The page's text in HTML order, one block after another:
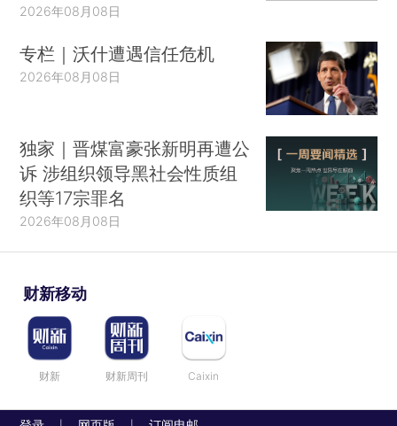
2026年08月08日
专栏｜沃什遭遇信任危机
2026年08月08日
独家｜晋煤富豪张新明再遭公
诉 涉组织领导黑社会性质组
织等17宗罪名
2026年08月08日
财新移动
财新 财新周刊 Caixin